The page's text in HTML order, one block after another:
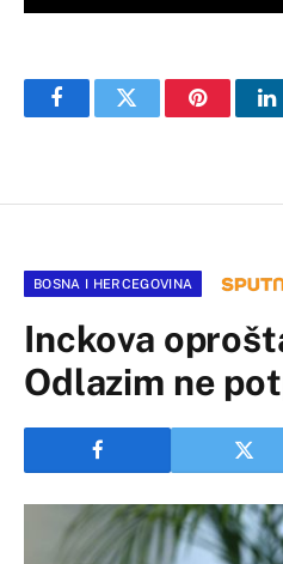
FacebookTwitter Pinterest
BOSNA I HERCEGOVINA
Inckova
Odlazim ne